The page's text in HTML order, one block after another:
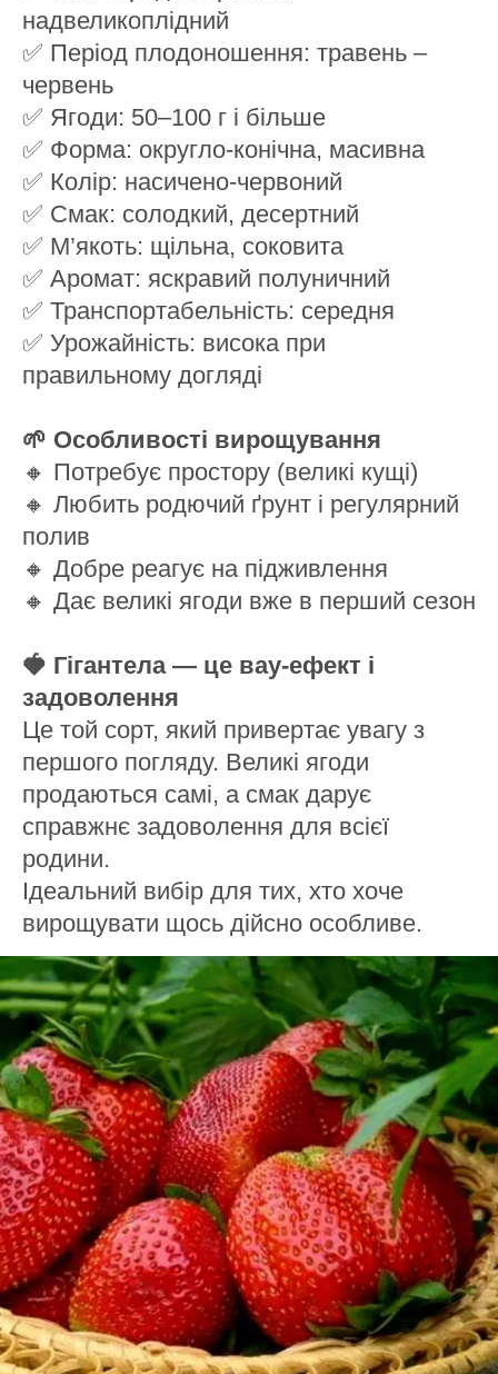
надвеликоплідний
✅ Період плодоношення: травень –
червень
✅ Ягоди: 50–100 г і більше
✅ Форма: округло-конічна, масивна
✅ Колір: насичено-червоний
✅ Смак: солодкий, десертний
✅ М’якоть: щільна, соковита
✅ Аромат: яскравий полуничний
✅ Транспортабельність: середня
✅ Урожайність: висока при
правильному догляді
🌱 Особливості вирощування
🔸 Потребує простору (великі кущі)
🔸 Любить родючий ґрунт і регулярний
полив
🔸 Добре реагує на підживлення
🔸 Дає великі ягоди вже в перший сезон
🍓 Гігантела — це вау-ефект і
задоволення
Це той сорт, який привертає увагу з
першого погляду. Великі ягоди
продаються самі, а смак дарує
справжнє задоволення для всієї
родини.
Ідеальний вибір для тих, хто хоче
вирощувати щось дійсно особливе.